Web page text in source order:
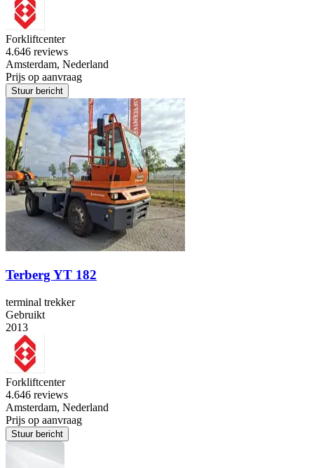
Forkliftcenter
4.646 reviews
Amsterdam, Nederland
Prijs op aanvraag
Stuur bericht
Terberg YT 182
terminal trekker
Gebruikt
2013
Forkliftcenter
4.646 reviews
Amsterdam, Nederland
Prijs op aanvraag
Stuur bericht